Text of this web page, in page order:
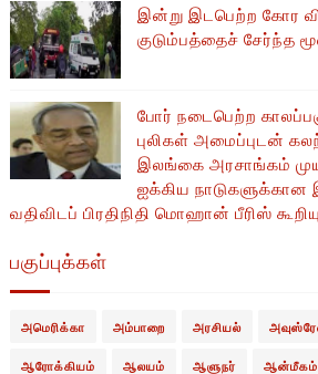
இன்று இடபெற்ற கோர
குடும்பத்தைச் சேர்ந்த
போர் நடைபெற்ற
புலிகள் அமைப்புடன்
இலங்கை அரசாங்கம்
ஐக்கிய
வதிவிடப் பிரதிநிதி மொஹான் பீரிஸ்
பகுப்புக்கள்
அமெரிக்கா அம்பாறை அரசியல்
ஆரோக்கியம் ஆலயம் ஆளுநர் ஆன்மீகம்